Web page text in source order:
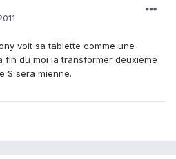
voit sa tablette comme une
fin du moi la transformer deuxième
S sera mienne.